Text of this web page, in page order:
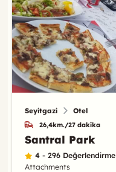
Seyitgazi Otel
26,4km./27 dakika
Santral Park
4 - 296 Değerlendirme
Attachments